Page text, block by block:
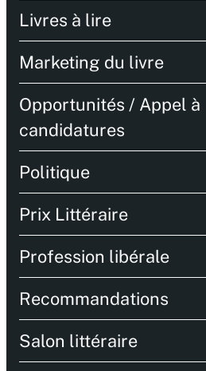
Livres à lire
Marketing du livre
Opportunités / Appel à
candidatures
Politique
Prix Littéraire
Profession libérale
Recommandations
Salon littéraire